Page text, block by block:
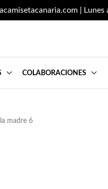
|
COLABORACIONES
madre 6